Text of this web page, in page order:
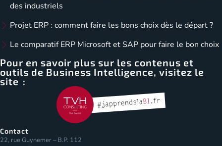
des industriels
Projet ERP : comment faire les bons choix dès le départ ?
Le comparatif ERP Microsoft et SAP pour faire le bon choix
Pour en savoir plus sur les contenus et
outils de Business Intelligence, visitez le
site :
Contact
22, rue Guynemer – B.P. 112